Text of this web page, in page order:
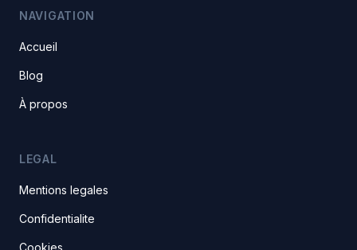
NAVIGATION
Accueil
Blog
À propos
LEGAL
Mentions legales
Confidentialite
Cookies